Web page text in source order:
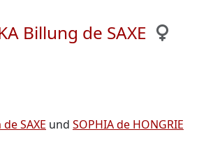
Billung de SAXE
SAXE und SOPHIA de HONGRIE